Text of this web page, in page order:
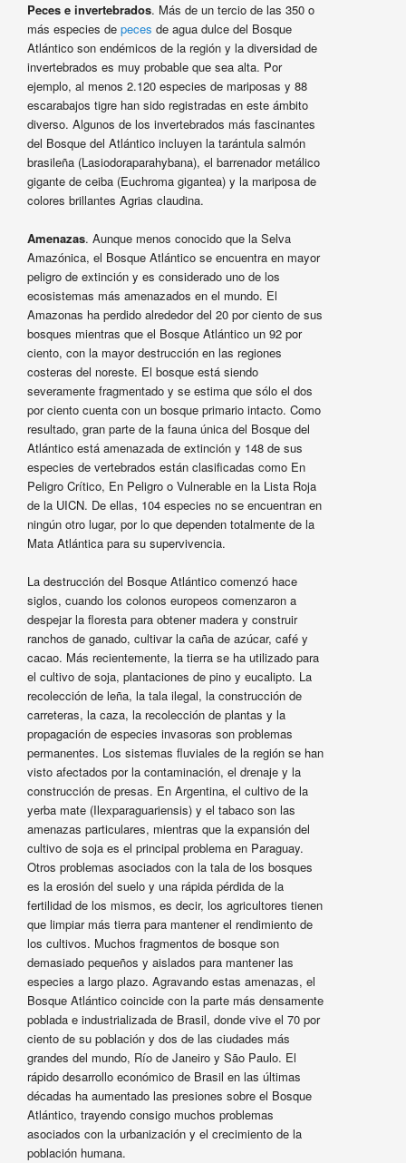
Peces e invertebrados. Más de un tercio de las 350 o
más especies de peces de agua dulce del Bosque
Atlántico son endémicos de la región y la diversidad de
invertebrados es muy probable que sea alta. Por
ejemplo, al menos 2.120 especies de mariposas y 88
escarabajos tigre han sido registradas en este ámbito
diverso. Algunos de los invertebrados más fascinantes
del Bosque del Atlántico incluyen la tarántula salmón
brasileña (Lasiodoraparahybana), el barrenador metálico
gigante de ceiba (Euchroma gigantea) y la mariposa de
colores brillantes Agrias claudina.
Amenazas. Aunque menos conocido que la Selva
Amazónica, el Bosque Atlántico se encuentra en mayor
peligro de extinción y es considerado uno de los
ecosistemas más amenazados en el mundo. El
Amazonas ha perdido alrededor del 20 por ciento de sus
bosques mientras que el Bosque Atlántico un 92 por
ciento, con la mayor destrucción en las regiones
costeras del noreste. El bosque está siendo
severamente fragmentado y se estima que sólo el dos
por ciento cuenta con un bosque primario intacto. Como
resultado, gran parte de la fauna única del Bosque del
Atlántico está amenazada de extinción y 148 de sus
especies de vertebrados están clasificadas como En
Peligro Crítico, En Peligro o Vulnerable en la Lista Roja
de la UICN. De ellas, 104 especies no se encuentran en
ningún otro lugar, por lo que dependen totalmente de la
Mata Atlántica para su supervivencia.
La destrucción del Bosque Atlántico comenzó hace
siglos, cuando los colonos europeos comenzaron a
despejar la floresta para obtener madera y construir
ranchos de ganado, cultivar la caña de azúcar, café y
cacao. Más recientemente, la tierra se ha utilizado para
el cultivo de soja, plantaciones de pino y eucalipto. La
recolección de leña, la tala ilegal, la construcción de
carreteras, la caza, la recolección de plantas y la
propagación de especies invasoras son problemas
permanentes. Los sistemas fluviales de la región se han
visto afectados por la contaminación, el drenaje y la
construcción de presas. En Argentina, el cultivo de la
yerba mate (Ilexparaguariensis) y el tabaco son las
amenazas particulares, mientras que la expansión del
cultivo de soja es el principal problema en Paraguay.
Otros problemas asociados con la tala de los bosques
es la erosión del suelo y una rápida pérdida de la
fertilidad de los mismos, es decir, los agricultores tienen
que limpiar más tierra para mantener el rendimiento de
los cultivos. Muchos fragmentos de bosque son
demasiado pequeños y aislados para mantener las
especies a largo plazo. Agravando estas amenazas, el
Bosque Atlántico coincide con la parte más densamente
poblada e industrializada de Brasil, donde vive el 70 por
ciento de su población y dos de las ciudades más
grandes del mundo, Río de Janeiro y São Paulo. El
rápido desarrollo económico de Brasil en las últimas
décadas ha aumentado las presiones sobre el Bosque
Atlántico, trayendo consigo muchos problemas
asociados con la urbanización y el crecimiento de la
población humana.